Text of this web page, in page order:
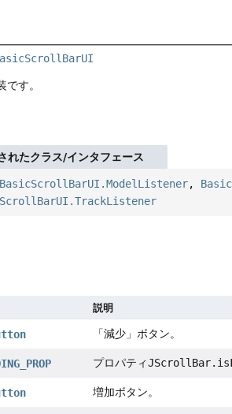
す。
れたクラス/インタフェース
BasicScrollBarUI.ModelListener,
説明
「減少」ボタン。
プロパティ
増加ボタン。